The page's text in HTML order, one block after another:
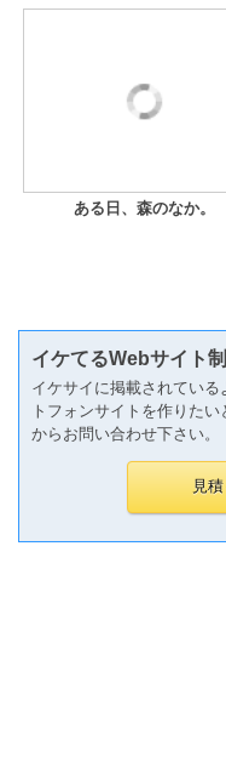
ある日、森のなか。
イケてるWebサイト
イケサイに掲載されてい
トフォンサイトを作りた
からお問い合わせ下さい。